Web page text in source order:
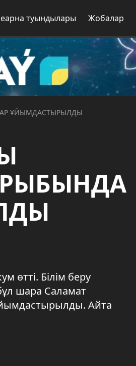
туындылары Жобалар
ҰЙЫМДАСТЫРЫЛДЫ
өтті. Білім беру
шара Саламат
Айта